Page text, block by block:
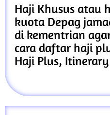
Haji Khusus atau
kuota Depag
di kementrian
cara daftar haji
Haji Plus,